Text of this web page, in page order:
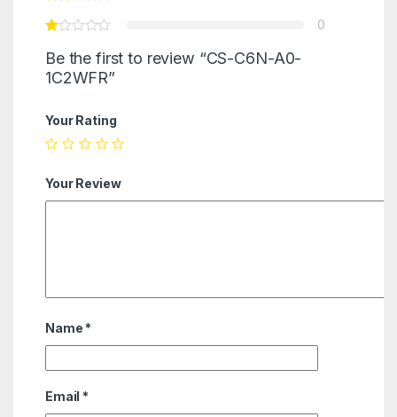
0
Be the first to review “CS-C6N-A0-
1C2WFR”
Your Rating
Your Review
Name *
Email *